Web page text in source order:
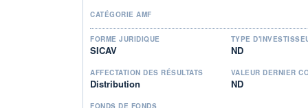
CATÉGORIE AMF
FORME JURIDIQUE
SICAV
TYPE
ND
AFFECTATION DES RÉSULTATS
Distribution
VALEUR DERNIER
ND
FONDS DE FONDS